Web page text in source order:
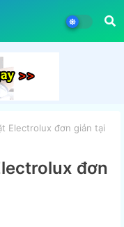
Electrolux đơn giản tại
đơn